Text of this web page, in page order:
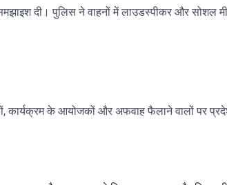
दी। पुलिस ने वाहनों में लाउडस्पीकर और सोशल
कार्यक्रम के आयोजकों और अफवाह फैलाने वालों पर